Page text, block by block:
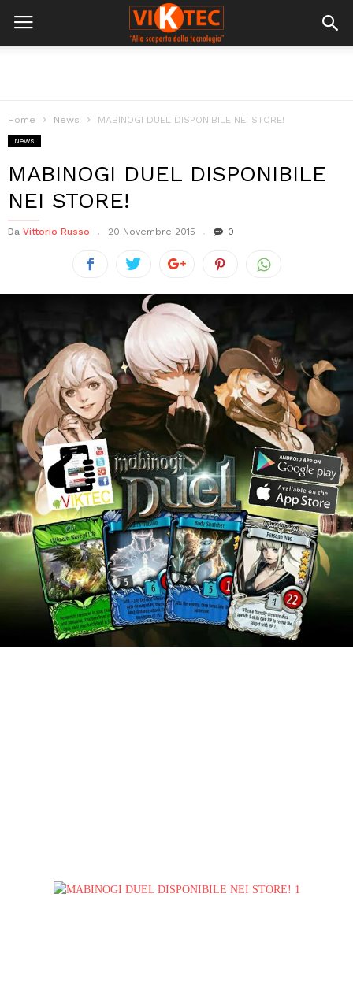
Home News MABINOGI DUEL DISPONIBILE NEI STORE!
News
MABINOGI DUEL DISPONIBILE
NEI STORE!
Da Vittorio Russo 20 Novembre 2015 0